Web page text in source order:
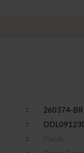
260374-BR
Plaids